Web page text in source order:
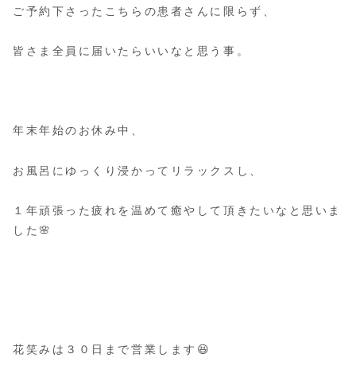
ご予約下さったこちらの患者さんに限らず、
皆さま全員に届いたらいいなと思う事。
年末年始のお休み中、
お風呂にゆっくり浸かってリラックスし、
１年頑張った疲れを温めて癒やして頂きたいなと思いま
した🌸
花笑みは３０日まで営業します😆